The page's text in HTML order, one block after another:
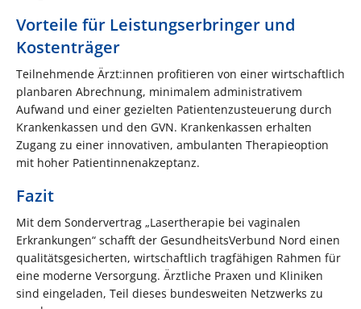
Vorteile für Leistungserbringer und
Kostenträger
Teilnehmende Ärzt:innen profitieren von einer wirtschaftlich
planbaren Abrechnung, minimalem administrativem
Aufwand und einer gezielten Patientenzusteuerung durch
Krankenkassen und den GVN. Krankenkassen erhalten
Zugang zu einer innovativen, ambulanten Therapieoption
mit hoher Patientinnenakzeptanz.
Fazit
Mit dem Sondervertrag „Lasertherapie bei vaginalen
Erkrankungen“ schafft der GesundheitsVerbund Nord einen
qualitätsgesicherten, wirtschaftlich tragfähigen Rahmen für
eine moderne Versorgung. Ärztliche Praxen und Kliniken
sind eingeladen, Teil dieses bundesweiten Netzwerks zu